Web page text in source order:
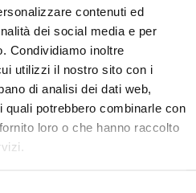
contenuti ed
dei social media e per
Condividiamo inoltre
utilizzi il nostro sito con i
di analisi dei dati web,
quali potrebbero combinarle con
loro o che hanno raccolto
giorno 8;
Ingresso alla
Forest Lagoon ad
Akureyri, incluso
affitto
asciugamano;
Tour per